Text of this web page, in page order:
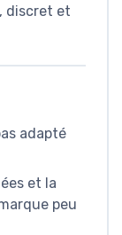
discret et
adapté
et la
peu